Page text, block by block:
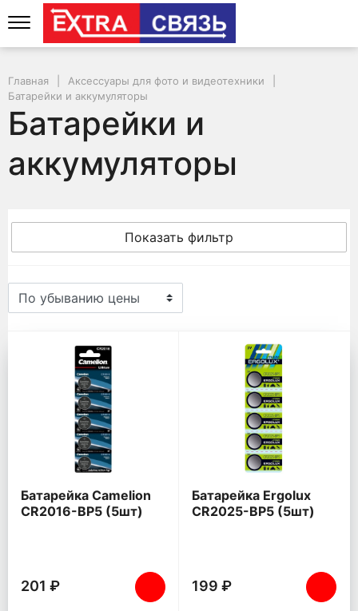
Главная
Аксессуары для фото и видеотехники
Батарейки и аккумуляторы
Батарейки и
аккумуляторы
Показать фильтр
Батарейки и аккумуляторы
Батарейка Camelion
CR2016-BP5 (5шт)
201 ₽
Батарейка Ergolux
CR2025-BP5 (5шт)
199 ₽